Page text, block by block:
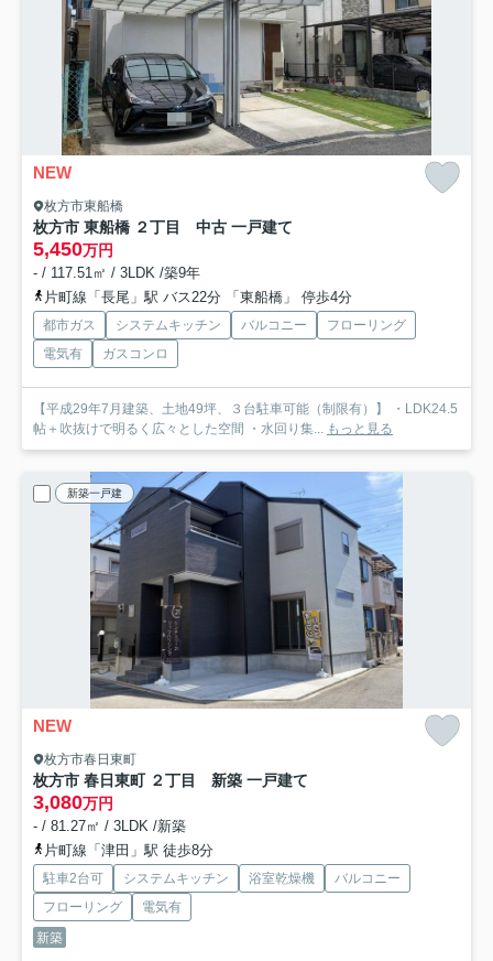
NEW
枚方市東船橋
枚方市 東船橋 ２丁目 中古 一戸建て
5,450万円
- / 117.51㎡ / 3LDK /築9年
片町線「長尾」駅 バス22分 「東船橋」 停歩4分
都市ガス システムキッチン バルコニー
フローリング
電気有
ガスコンロ
【平成29年7月建築、土地49坪、３台駐車可能（制限有）】 ・LDK24.5
帖＋吹抜けで明るく広々とした空間 ・水回り集...
もっと見る
新築一戸建
NEW
枚方市春日東町
枚方市 春日東町 ２丁目 新築 一戸建て
3,080万円
- / 81.27㎡ / 3LDK /新築
片町線「津田」駅 徒歩8分
駐車2台可 システムキッチン 浴室乾燥機
バルコニー
フローリング
電気有
新築